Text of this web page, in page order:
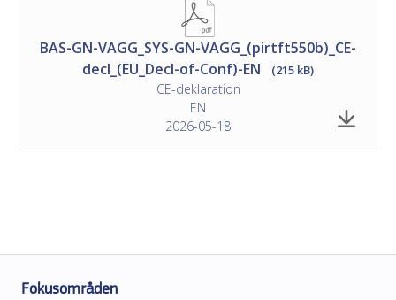
BAS-GN-VAGG_SYS-GN-VAGG_(pirtft550b)_CE-
decl_(EU_Decl-of-Conf)-EN
(215 kB)
CE-deklaration
EN
2026-05-18
Fokusområden